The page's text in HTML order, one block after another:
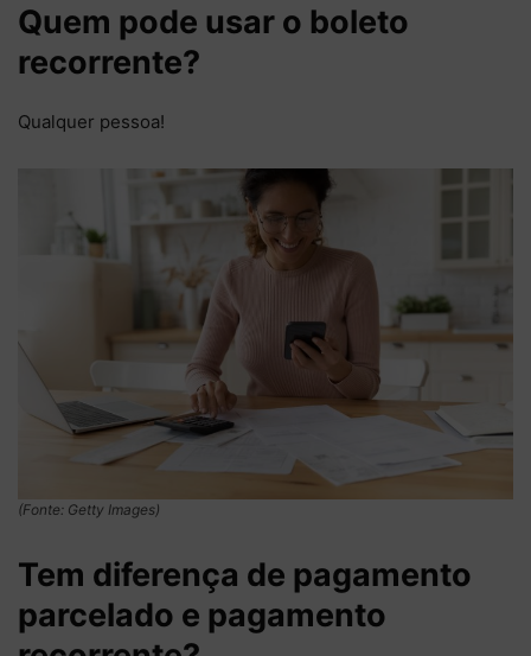
Quem pode usar o boleto
recorrente?
Qualquer pessoa!
(Fonte: Getty Images)
Tem diferença de pagamento
parcelado e pagamento